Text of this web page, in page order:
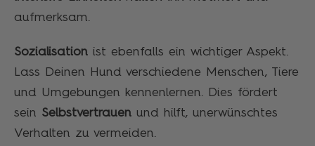
aufmerksam.
Sozialisation ist ebenfalls ein wichtiger Aspekt.
Lass Deinen Hund verschiedene Menschen, Tiere
und Umgebungen kennenlernen. Dies fördert
sein Selbstvertrauen und hilft, unerwünschtes
Verhalten zu vermeiden.